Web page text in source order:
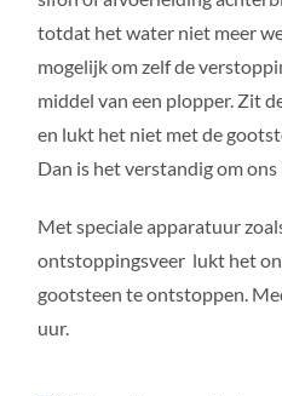
totdat het water niet meer
mogelijk om zelf de
middel van een plopper. Zit
en lukt het niet met de
Dan is het verstandig om ons
Met speciale apparatuur
ontstoppingsveer lukt het
gootsteen te ontstoppen.
uur.